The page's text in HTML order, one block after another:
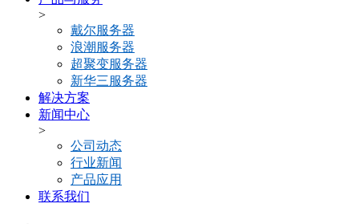
>
戴尔服务器
浪潮服务器
超聚变服务器
新华三服务器
解决方案
新闻中心
>
公司动态
行业新闻
产品应用
联系我们